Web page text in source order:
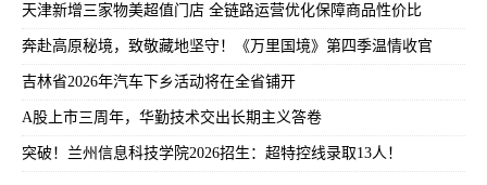
天津新增三家物美超值门店 全链路运营优化保障商品性价比
奔赴高原秘境，致敬藏地坚守！《万里国境》第四季温情收官
吉林省2026年汽车下乡活动将在全省铺开
A股上市三周年，华勤技术交出长期主义答卷
突破！兰州信息科技学院2026招生：超特控线录取13人！